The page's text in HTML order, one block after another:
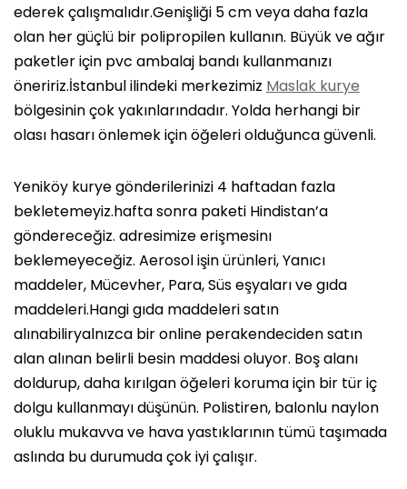
ederek çalışmalıdır.Genişliği 5 cm veya daha fazla
olan her güçlü bir polipropilen kullanın. Büyük ve ağır
paketler için pvc ambalaj bandı kullanmanızı
öneririz.İstanbul ilindeki merkezimiz Maslak kurye
bölgesinin çok yakınlarındadır. Yolda herhangi bir
olası hasarı önlemek için öğeleri olduğunca güvenli.
Yeniköy kurye gönderilerinizi 4 haftadan fazla
bekletemeyiz.hafta sonra paketi Hindistan’a
göndereceğiz. adresimize erişmesinı
beklemeyeceğiz. Aerosol işin ürünleri, Yanıcı
maddeler, Mücevher, Para, Süs eşyaları ve gıda
maddeleri.Hangi gıda maddeleri satın
alınabiliryalnızca bir online perakendeciden satın
alan alınan belirli besin maddesi oluyor. Boş alanı
doldurup, daha kırılgan öğeleri koruma için bir tür iç
dolgu kullanmayı düşünün. Polistiren, balonlu naylon
oluklu mukavva ve hava yastıklarının tümü taşımada
aslında bu durumuda çok iyi çalışır.